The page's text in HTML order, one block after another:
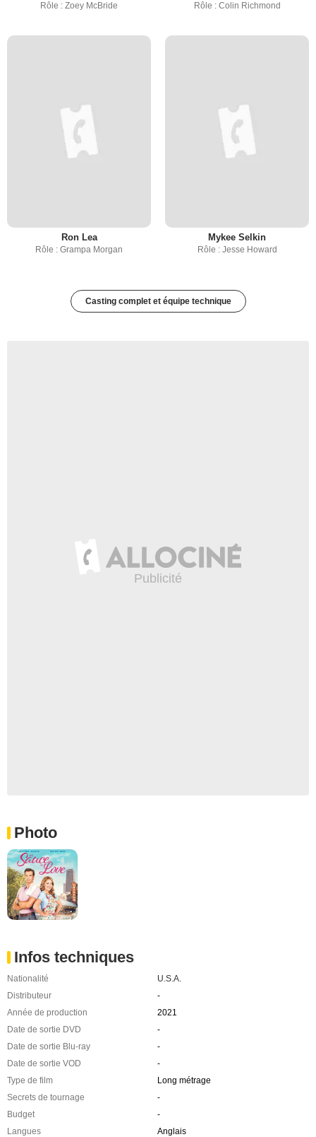
Rôle : Zoey McBride Rôle : Colin Richmond
Ron Lea
Rôle : Grampa Morgan
Mykee Selkin
Rôle : Jesse Howard
Casting complet et équipe technique
Photo
Infos techniques
Nationalité
U.S.A.
Distributeur
-
Année de production
2021
Date de sortie DVD
-
Date de sortie Blu-ray
-
Date de sortie VOD
-
Type de film
Long métrage
Secrets de tournage
-
Budget
-
Langues
Anglais